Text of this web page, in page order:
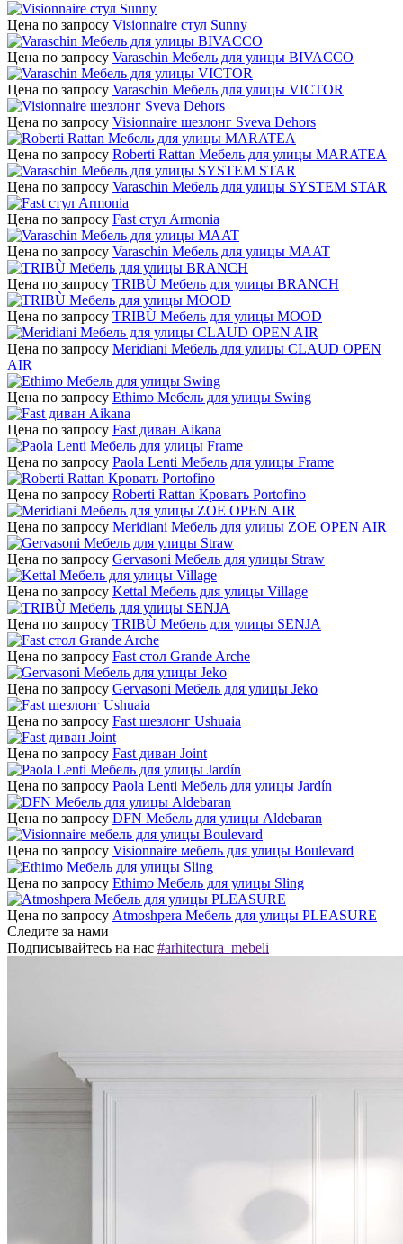
Цена по запросу Visionnaire стул Sunny
Цена по запросу Varaschin Мебель для улицы BIVACCO
Цена по запросу Varaschin Мебель для улицы VICTOR
Цена по запросу Visionnaire шезлонг Sveva Dehors
Цена по запросу Roberti Rattan Мебель для улицы MARATEA
Цена по запросу Varaschin Мебель для улицы SYSTEM STAR
Цена по запросу Fast стул Armonia
Цена по запросу Varaschin Мебель для улицы MAAT
Цена по запросу TRIBÙ Мебель для улицы BRANCH
Цена по запросу TRIBÙ Мебель для улицы MOOD
Цена по запросу Meridiani Мебель для улицы CLAUD OPEN
AIR
Цена по запросу Ethimo Мебель для улицы Swing
Цена по запросу Fast диван Aikana
Цена по запросу Paola Lenti Мебель для улицы Frame
Цена по запросу Roberti Rattan Кровать Portofino
Цена по запросу Meridiani Мебель для улицы ZOE OPEN AIR
Цена по запросу Gervasoni Мебель для улицы Straw
Цена по запросу Kettal Мебель для улицы Village
Цена по запросу TRIBÙ Мебель для улицы SENJA
Цена по запросу Fast стол Grande Arche
Цена по запросу Gervasoni Мебель для улицы Jeko
Цена по запросу Fast шезлонг Ushuaia
Цена по запросу Fast диван Joint
Цена по запросу Paola Lenti Мебель для улицы Jardín
Цена по запросу DFN Мебель для улицы Aldebaran
Цена по запросу Visionnaire мебель для улицы Boulevard
Цена по запросу Ethimo Мебель для улицы Sling
Цена по запросу Atmoshpera Мебель для улицы PLEASURE
Следите за нами
Подписывайтесь на нас #arhitectura_mebeli